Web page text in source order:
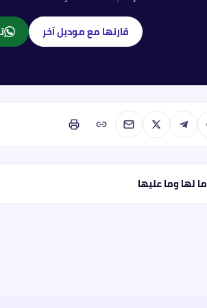
قارنها مع موديل آخر
ما لها وما عليها